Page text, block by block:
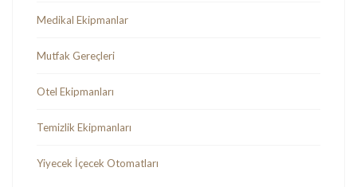
Medikal Ekipmanlar
Mutfak Gereçleri
Otel Ekipmanları
Temizlik Ekipmanları
Yiyecek İçecek Otomatları